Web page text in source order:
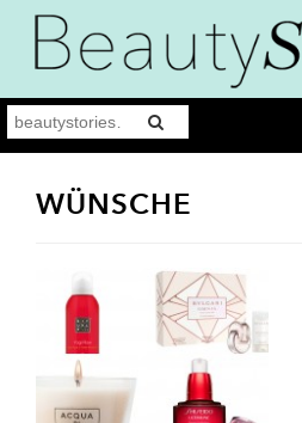
WÜNSCHE